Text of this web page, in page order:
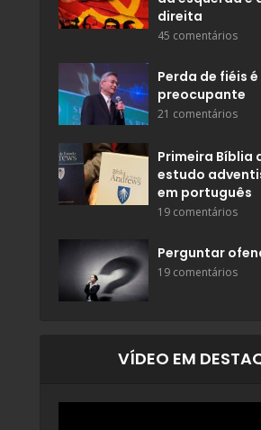
direita
45 comentários
Perda de fiéis é
preocupante
21 comentários
Primeira Bíblia
estudo
em português
19 comentários
Perguntar
19 comentários
VÍDEO EM